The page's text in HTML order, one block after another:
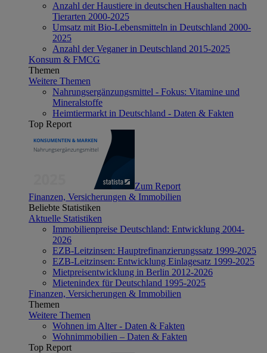
Anzahl der Haustiere in deutschen Haushalten nach
Tierarten 2000-2025
Umsatz mit Bio-Lebensmitteln in Deutschland 2000-
2025
Anzahl der Veganer in Deutschland 2015-2025
Konsum & FMCG
Themen
Weitere Themen
Nahrungsergänzungsmittel - Fokus: Vitamine und
Mineralstoffe
Heimtiermarkt in Deutschland - Daten & Fakten
Top Report
Zum Report
Finanzen, Versicherungen & Immobilien
Beliebte Statistiken
Aktuelle Statistiken
Immobilienpreise Deutschland: Entwicklung 2004-
2026
EZB-Leitzinsen: Hauptrefinanzierungssatz 1999-2025
EZB-Leitzinsen: Entwicklung Einlagesatz 1999-2025
Mietpreisentwicklung in Berlin 2012-2026
Mietenindex für Deutschland 1995-2025
Finanzen, Versicherungen & Immobilien
Themen
Weitere Themen
Wohnen im Alter - Daten & Fakten
Wohnimmobilien – Daten & Fakten
Top Report